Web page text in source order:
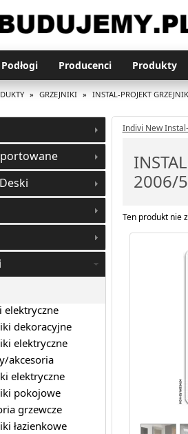
Podłogi Producenci Produkty
» GRZEJNIKI » INSTAL-PROJEKT
Indivi New
2006/
Ten produkt nie
elektryczne
dekoracyjne
elektryczne
akcesoria
elektryczne
pokojowe
grzewcze
łazienkowe